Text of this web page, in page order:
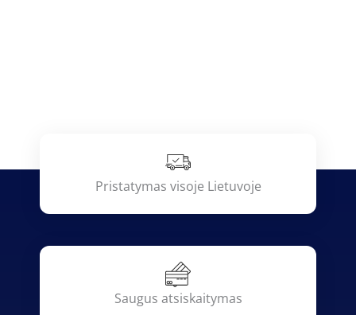
Pristatymas visoje Lietuvoje
Saugus atsiskaitymas